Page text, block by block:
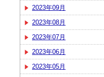
2023年09月
2023年08月
2023年07月
2023年06月
2023年05月